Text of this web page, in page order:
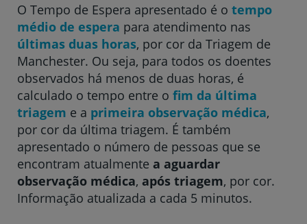
Hospital CUF Descobertas - Lisboa
Hospital CUF Faro
Clínica CUF Funchal
Clínica CUF Guia - AlgarveShopping
O Tempo de Espera apresentado é o tempo
médio de espera para atendimento nas
últimas duas horas, por cor da Triagem de
Manchester. Ou seja, para todos os doentes
observados há menos de duas horas, é
calculado o tempo entre o fim da última
triagem e a primeira observação médica,
por cor da última triagem. É também
apresentado o número de pessoas que se
encontram atualmente a aguardar
observação médica, após triagem, por cor.
Informação atualizada a cada 5 minutos.